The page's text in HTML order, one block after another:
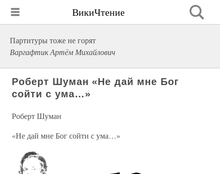
ВикиЧтение
Партитуры тоже не горят
Варгафтик Артём Михайлович
Роберт Шуман «Не дай мне Бог
сойти с ума…»
Роберт Шуман
«Не дай мне Бог сойти с ума…»